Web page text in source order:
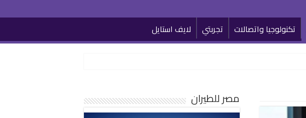
تكنولوجيا واتصالات تجربتي لايف استايل
مصر للطيران